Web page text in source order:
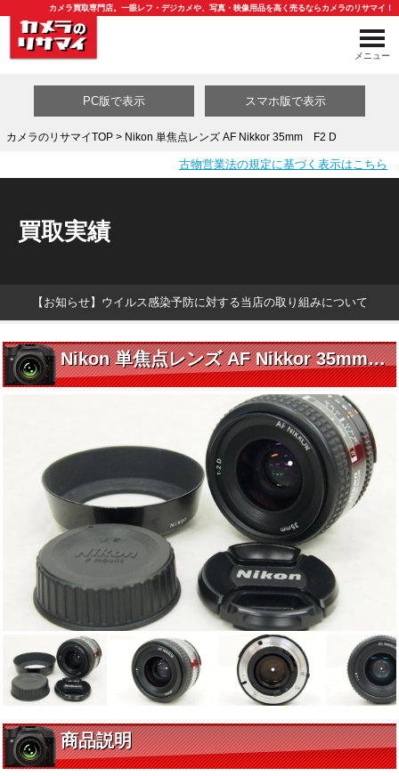
カメラ買取専門店。一眼レフ・デジカメや、写真・映像用品を高く売るならカメラのリサマイ！
メニュー
買取カテゴリ一覧
PC版で表示 スマホ版で表示
カメラのリサマイTOP> Nikon 単焦点レンズ AF Nikkor 35mm F2 D
古物営業法の規定に基づく表示はこちら
買取実績
【お知らせ】ウイルス感染予防に対する当店の取り組みについて
Nikon 単焦点レンズ AF Nikkor 35mm F2 D
商品説明